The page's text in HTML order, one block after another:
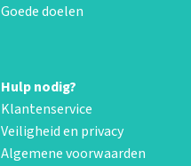
Goede doelen
Hulp nodig?
Klantenservice
Veiligheid en privacy
Algemene voorwaarden